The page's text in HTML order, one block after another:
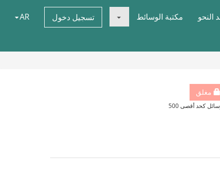
النحو مكتبة الوسائط تسجيل دخول AR
مغلق
كحد أقصى 500